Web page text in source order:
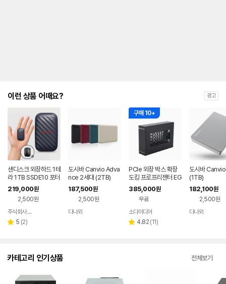
이런 상품 어때요? 광고
샌디스크 외장하드 1테
라 1TB SSDE10 포터
블 드라이브 대용량 C
타입 초소형 외장HDD
219,000원
2,500원
주식회사 피아이디
별 5 리
(2)
도시바 Canvio Adva
nce 2세대 (2TB)
187,500원
2,500원
다나와
구매 10+
PCIe 외장 박스 확장
도킹 프로프리젠터 EG
PU 맥 교회 자막기 프
프독 PP-DOCK
385,000원
무료
페이
소다미디어
별 4.82 리
(11)
도시바
(1TB)
182,100원
2,500원
다나와
카테고리 인기상품 전체보기